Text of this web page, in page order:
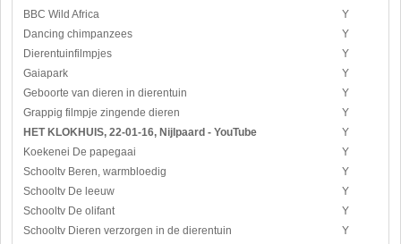
BBC Wild Africa
Y
Dancing chimpanzees
Y
Dierentuinfilmpjes
Y
Gaiapark
Y
Geboorte van dieren in dierentuin
Y
Grappig filmpje zingende dieren
Y
HET KLOKHUIS, 22-01-16, Nijlpaard - YouTube
Y
Koekenei De papegaai
Y
Schooltv Beren, warmbloedig
Y
Schooltv De leeuw
Y
Schooltv De olifant
Y
Schooltv Dieren verzorgen in de dierentuin
Y